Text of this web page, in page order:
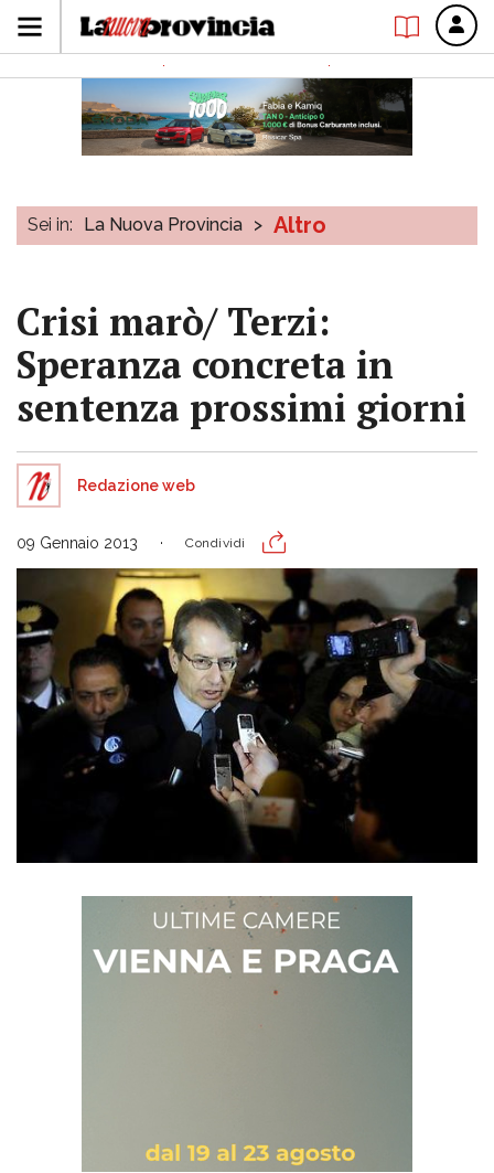
Sei in: La Nuova Provincia > Altro
Crisi marò/ Terzi:
Speranza concreta in
sentenza prossimi giorni
Redazione web
09 Gennaio 2013 Condividi